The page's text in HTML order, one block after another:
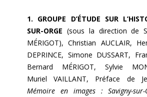
1. GROUPE D’ÉTUDE SUR
SUR-ORGE (sous la direction de
MÉRIGOT), Christian AUCLAIR,
DEPRINCE, Simone DUSSART,
Bernard MÉRIGOT, Sylvie
Muriel VAILLANT, Préface de
Mémoire en images : Savigny-sur-